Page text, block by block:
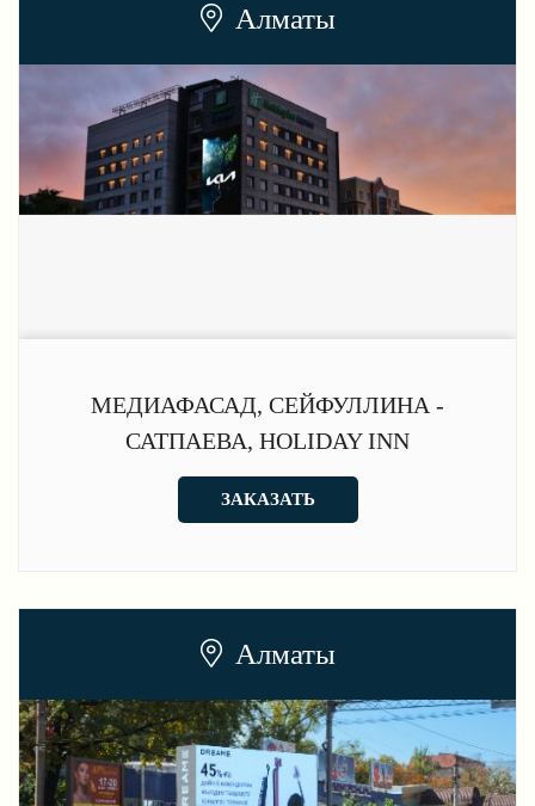
Алматы
МЕДИАФАСАД, СЕЙФУЛЛИНА -
САТПАЕВА, HOLIDAY INN
ЗАКАЗАТЬ
Алматы